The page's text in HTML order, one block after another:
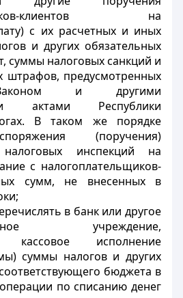
клиентов на
с их расчетных и иных
и других обязательных
суммы налоговых санкций и
штрафов, предусмотренных
и другими
актами Республики
В таком же порядке
(поручения)
налоговых инспекций на
с налогоплательщиков-
сумм, не внесенных в
в банк или другое
учреждение,
кассовое исполнение
суммы налогов и других
бюджета в
по списанию денег